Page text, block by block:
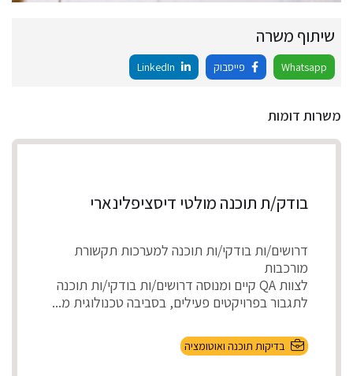
שיתוף משרה
Whatsapp פייסבוק
משרות דומות
בודק/ת תוכנה מולטי דיסציפלינארי
דרושים/ות בודקי/ות תוכנה למערכות תקשורת
מורכבות
לצוות QA קיים ומנוסה דרושים/ות בודקי/ות תוכנה
לתגבור בפרויקטים פעילים, בסביבה טכנולוגית מ...
בדיקות תוכנה ואוטומציה